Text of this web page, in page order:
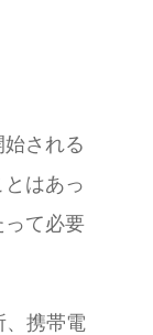
される
はあっ
って必要
、携帯電